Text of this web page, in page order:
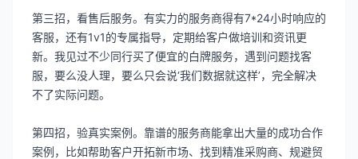
第三招，看售后服务。有实力的服务商得有7*24小时响应的
客服，还有1v1的专属指导，定期给客户做培训和资讯更
新。我见过不少同行买了便宜的白牌服务，遇到问题找客
服，要么没人理，要么只会说‘我们数据就这样’，完全解决
不了实际问题。
第四招，验真实案例。靠谱的服务商能拿出大量的成功合作
案例，比如帮助客户开拓新市场、找到精准采购商、规避贸